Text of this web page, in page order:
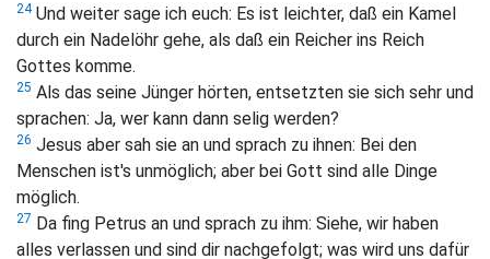
24 Und weiter sage ich euch: Es ist leichter, daß ein Kamel
durch ein Nadelöhr gehe, als daß ein Reicher ins Reich
Gottes komme.
25 Als das seine Jünger hörten, entsetzten sie sich sehr und
sprachen: Ja, wer kann dann selig werden?
26 Jesus aber sah sie an und sprach zu ihnen: Bei den
Menschen ist's unmöglich; aber bei Gott sind alle Dinge
möglich.
27 Da fing Petrus an und sprach zu ihm: Siehe, wir haben
alles verlassen und sind dir nachgefolgt; was wird uns dafür